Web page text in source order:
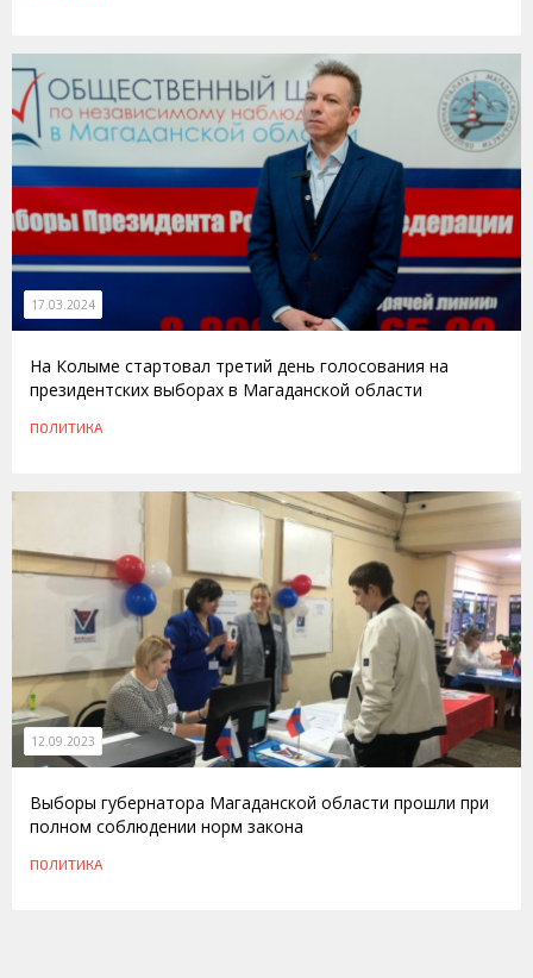
17.03.2024
На Колыме стартовал третий день голосования на
президентских выборах в Магаданской области
ПОЛИТИКА
12.09.2023
Выборы губернатора Магаданской области прошли при
полном соблюдении норм закона
ПОЛИТИКА